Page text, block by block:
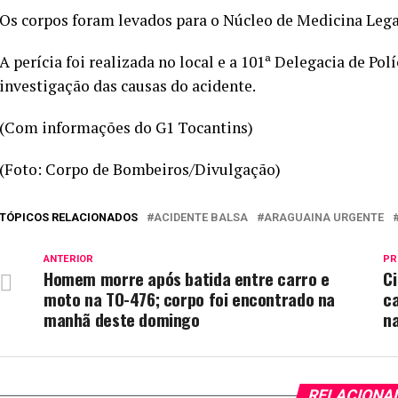
Os corpos foram levados para o Núcleo de Medicina
A perícia foi realizada no local e a 101ª Delegacia de
investigação das causas do acidente.
(Com informações do G1 Tocantins)
(Foto: Corpo de Bombeiros/Divulgação)
TÓPICOS RELACIONADOS ACIDENTE BALSA ARAGUAINA URGENTE
ANTERIOR
Homem morre após batida entre carro e
moto na TO-476; corpo foi encontrado na
manhã deste domingo